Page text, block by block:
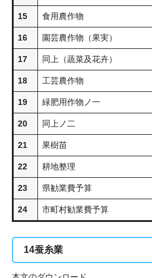
15 食用農作物
16 園芸農作物（果実）
17 同上（蔬菜及花卉）
18 工芸農作物
19 緑肥用作物ノ一
20 同上ノ二
21 果樹苗
22 耕地整理
23 県勧業費予算
24 市町村勧業費予算
14蚕糸業